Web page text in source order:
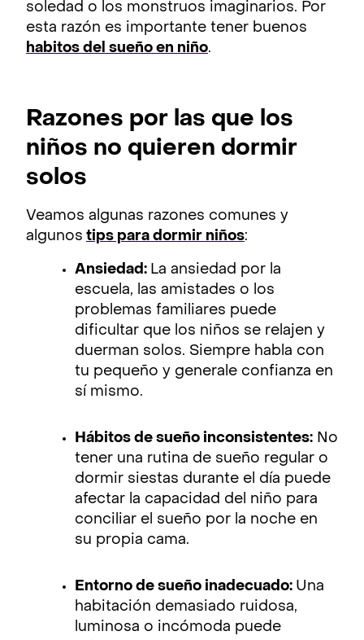
soledad o los monstruos imaginarios. Por
esta razón es importante tener buenos
habitos del sueño en niño.
Razones por las que los
niños no quieren dormir
solos
Veamos algunas razones comunes y
algunos tips para dormir niños:
Ansiedad: La ansiedad por la
escuela, las amistades o los
problemas familiares puede
dificultar que los niños se relajen y
duerman solos. Siempre habla con
tu pequeño y generale confianza en
sí mismo.
Hábitos de sueño inconsistentes: No
tener una rutina de sueño regular o
dormir siestas durante el día puede
afectar la capacidad del niño para
conciliar el sueño por la noche en
su propia cama.
Entorno de sueño inadecuado: Una
habitación demasiado ruidosa,
luminosa o incómoda puede